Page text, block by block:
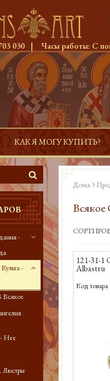
030 | Часы работы: С
КАК Я МОГУ КУПИТЬ?
-
-
Нее
Люстры
Дома
Всякое
121-31-1
Albastru
Код товара :